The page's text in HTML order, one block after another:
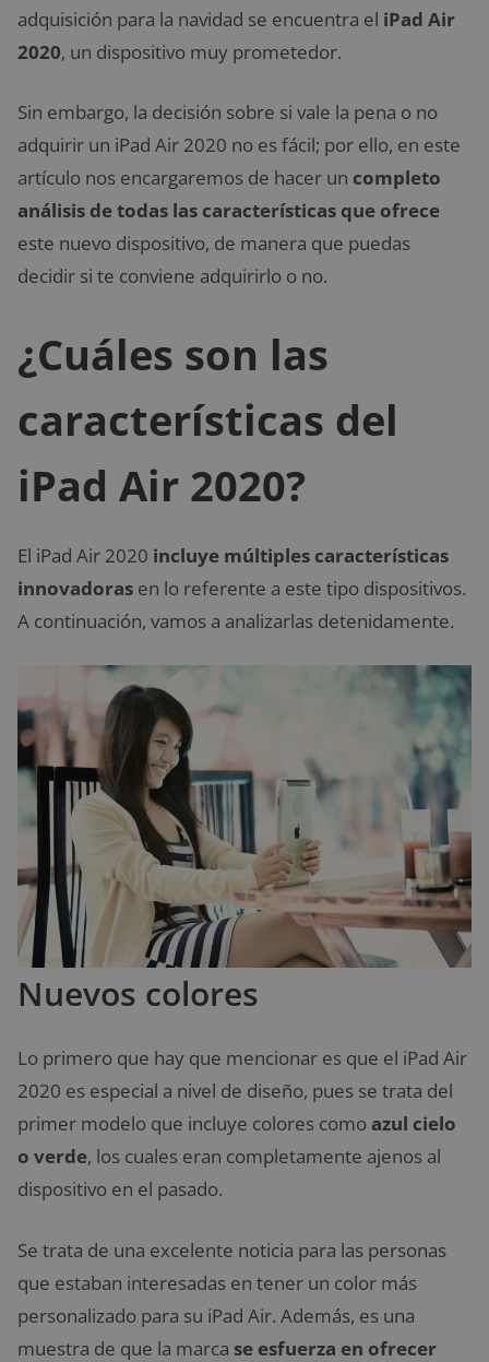
adquisición para la navidad se encuentra el iPad Air
2020, un dispositivo muy prometedor.
Sin embargo, la decisión sobre si vale la pena o no
adquirir un iPad Air 2020 no es fácil; por ello, en este
artículo nos encargaremos de hacer un completo
análisis de todas las características que ofrece
este nuevo dispositivo, de manera que puedas
decidir si te conviene adquirirlo o no.
¿Cuáles son las
características del
iPad Air 2020?
El iPad Air 2020 incluye múltiples características
innovadoras en lo referente a este tipo dispositivos.
A continuación, vamos a analizarlas detenidamente.
Nuevos colores
Lo primero que hay que mencionar es que el iPad Air
2020 es especial a nivel de diseño, pues se trata del
primer modelo que incluye colores como azul cielo
o verde, los cuales eran completamente ajenos al
dispositivo en el pasado.
Se trata de una excelente noticia para las personas
que estaban interesadas en tener un color más
personalizado para su iPad Air. Además, es una
muestra de que la marca se esfuerza en ofrecer